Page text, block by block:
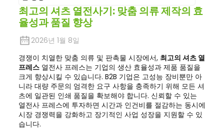
최고의 셔츠 열전사기: 맞춤 의류 제작의 효
율성과 품질 향상
2026년 1월 8일
경쟁이 치열한 맞춤 의류 및 판촉물 시장에서, 최고의 셔츠 열
프레스열전사 프레스는 기업의 생산 효율성과 제품 품질을
크게 향상시킬 수 있습니다. B2B 기업은 고성능 장비뿐만 아
니라 대량 주문의 엄격한 요구 사항을 충족하기 위해 모든 셔
츠에 일관된 인쇄 품질을 확보해야 합니다. 신뢰할 수 있는
열전사 프레스에 투자하면 시간과 인건비를 절감하는 동시에
시장 경쟁력을 강화하고 장기적인 사업 성장을 지원할 수 있
습니다.